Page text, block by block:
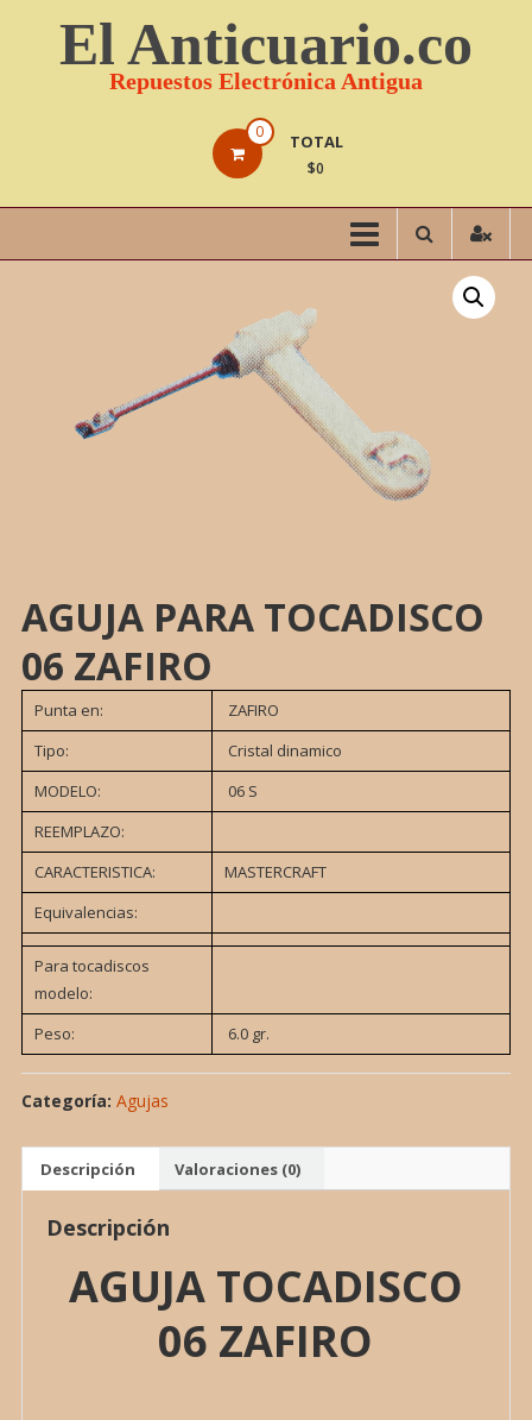
El Anticuario.co
Repuestos Electrónica Antigua
0 TOTAL
$0
AGUJA PARA TOCADISCO
06 ZAFIRO
Punta en:
ZAFIRO
Tipo:
Cristal dinamico
MODELO:
06 S
REEMPLAZO:
CARACTERISTICA:
MASTERCRAFT
Equivalencias:
Para tocadiscos
modelo:
Peso:
6.0 gr.
Categoría: Agujas
Descripción Valoraciones (0)
Descripción
AGUJA TOCADISCO
06 ZAFIRO